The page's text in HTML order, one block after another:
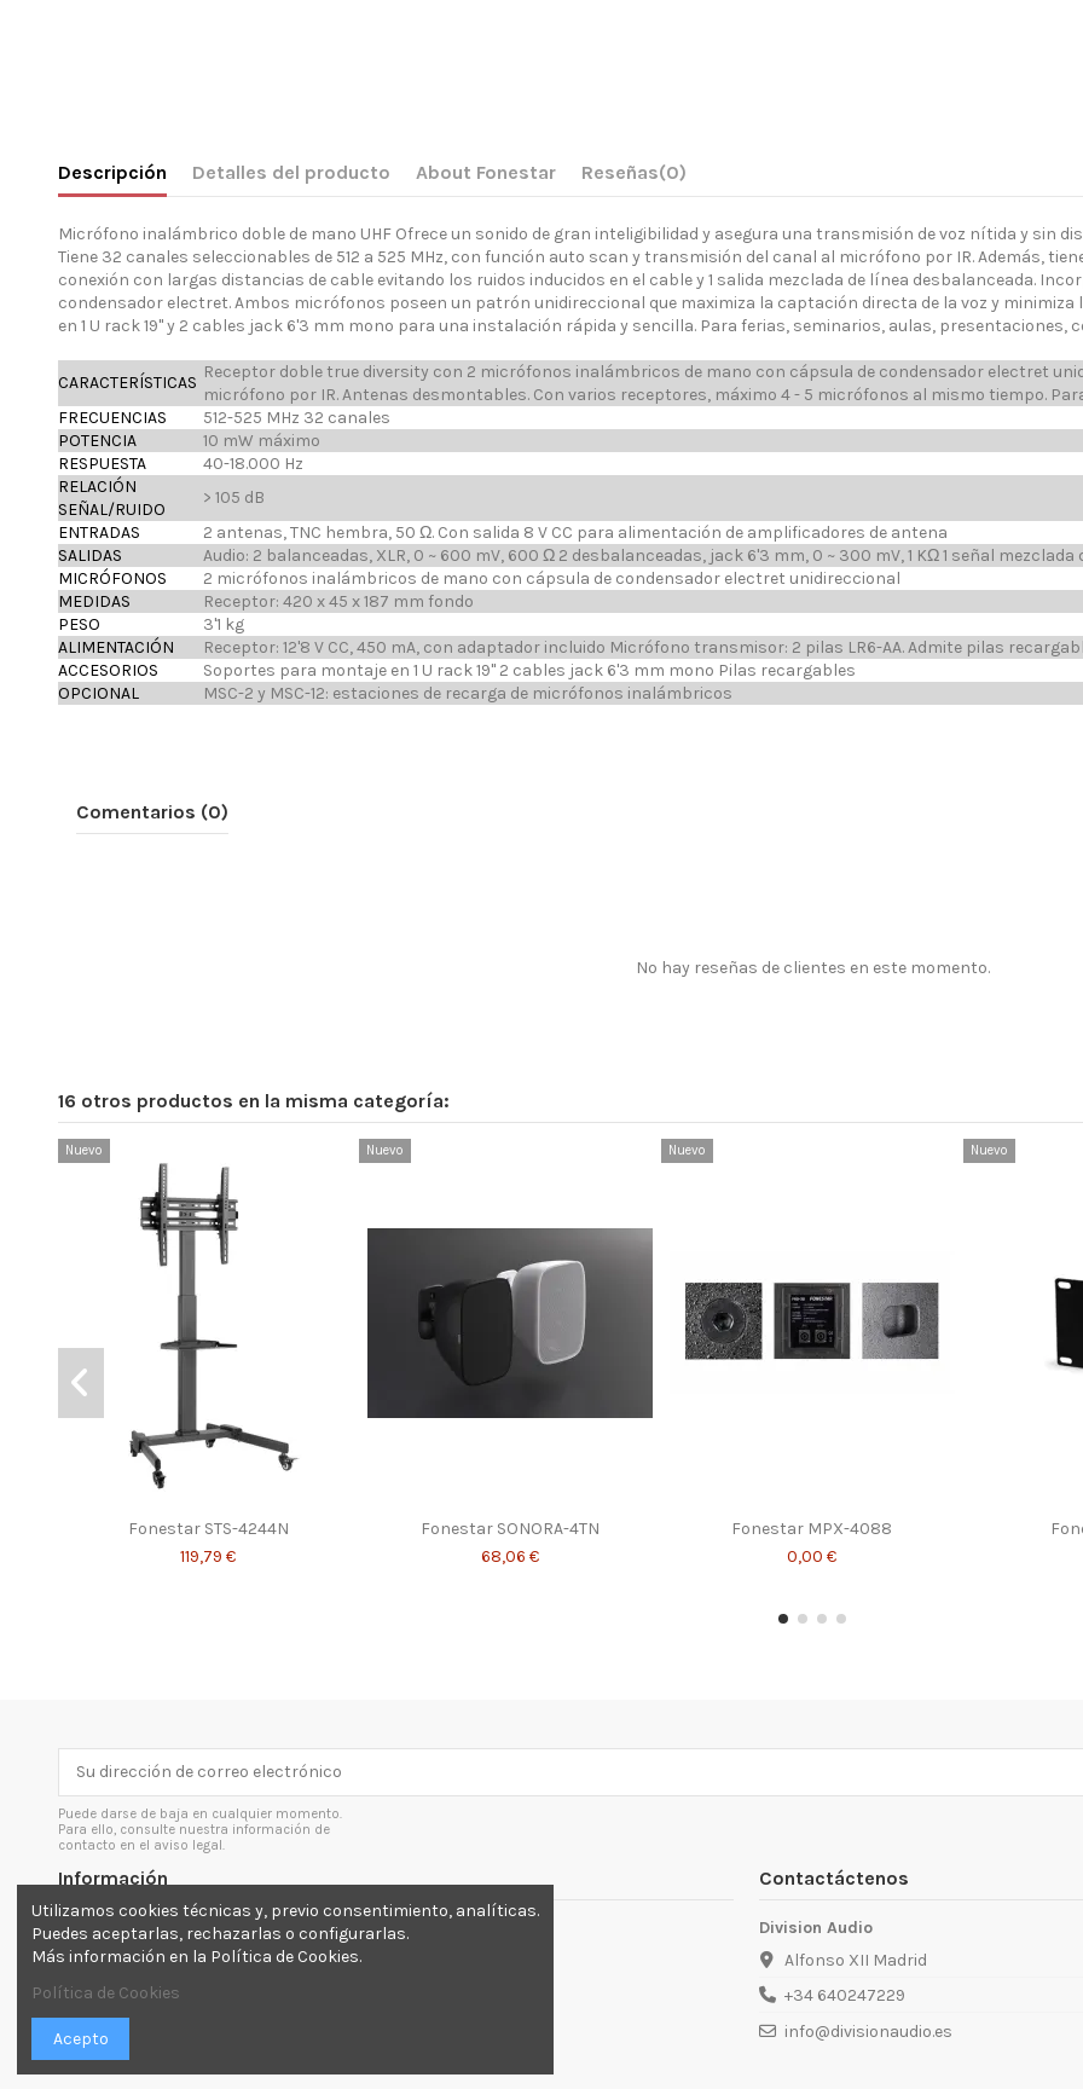
Descripción Detalles del producto About Fonestar Reseñas(0)
Micrófono inalámbrico doble de mano UHF Ofrece un sonido de gran inteligibilidad y asegura una transmisión de voz nítida y sin
Tiene 32 canales seleccionables de 512 a 525 MHz, con función auto scan y transmisión del canal al micrófono por IR. Además,
conexión con largas distancias de cable evitando los ruidos inducidos en el cable y 1 salida mezclada de línea desbalanceada.
condensador electret. Ambos micrófonos poseen un patrón unidireccional que maximiza la captación directa de la voz y
en 1 U rack 19'' y 2 cables jack 6'3 mm mono para una instalación rápida y sencilla. Para ferias, seminarios, aulas, presentaciones,
CARACTERÍSTICAS
Receptor doble true diversity con 2 micrófonos inalámbricos de mano con cápsula de condensador electret
micrófono por IR. Antenas desmontables. Con varios receptores, máximo 4 - 5 micrófonos al mismo tiempo.
FRECUENCIAS
512-525 MHz 32 canales
POTENCIA
10 mW máximo
RESPUESTA
40-18.000 Hz
RELACIÓN
SEÑAL/RUIDO
> 105 dB
ENTRADAS
2 antenas, TNC hembra, 50 Ω. Con salida 8 V CC para alimentación de amplificadores de antena
SALIDAS
Audio: 2 balanceadas, XLR, 0 ~ 600 mV, 600 Ω 2 desbalanceadas, jack 6'3 mm, 0 ~ 300 mV, 1 KΩ 1 señal
MICRÓFONOS
2 micrófonos inalámbricos de mano con cápsula de condensador electret unidireccional
MEDIDAS
Receptor: 420 x 45 x 187 mm fondo
PESO
3'1 kg
ALIMENTACIÓN
Receptor: 12'8 V CC, 450 mA, con adaptador incluido Micrófono transmisor: 2 pilas LR6-AA. Admite pilas
ACCESORIOS
Soportes para montaje en 1 U rack 19'' 2 cables jack 6'3 mm mono Pilas recargables
OPCIONAL
MSC-2 y MSC-12: estaciones de recarga de micrófonos inalámbricos
Comentarios (0)
No hay reseñas de clientes en este momento.
16 otros productos en la misma categoría:
Nuevo
Fonestar STS-4244N
119,79 €
Nuevo
Fonestar SONORA-4TN
68,06 €
Nuevo
Fonestar MPX-4088
0,00 €
Nuevo
Puede darse de baja en cualquier momento.
Para ello, consulte nuestra información de
contacto en el aviso legal.
Información
Envíos y devoluciones
Aviso legal
Inicio
Contactáctenos
Division Audio
Alfonso XII Madrid
+34 640247229
info@divisionaudio.es
Utilizamos cookies técnicas y, previo consentimiento, analíticas.
Puedes aceptarlas, rechazarlas o configurarlas.
Más información en la Política de Cookies.
Política de Cookies
Acepto